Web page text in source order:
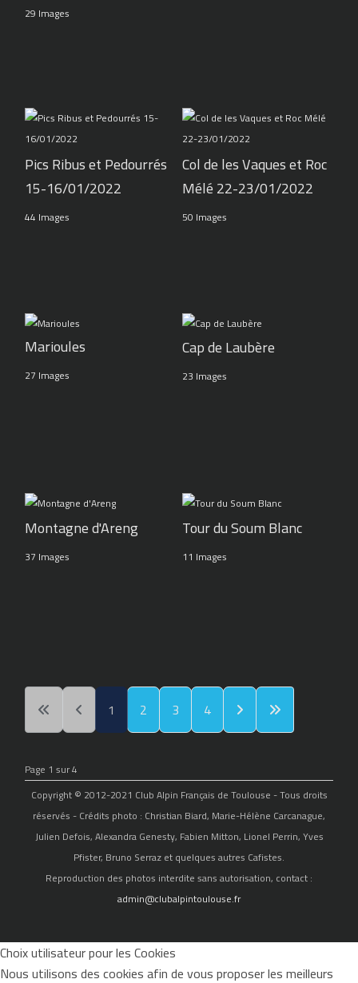
29 Images
Pics Ribus et Pedourrés
15-16/01/2022
44 Images
Col de les Vaques et Roc
Mélé 22-23/01/2022
50 Images
Marioules
27 Images
Cap de Laubère
23 Images
Montagne d'Areng
37 Images
Tour du Soum Blanc
11 Images
1 2 3 4
Page 1 sur 4
Copyright © 2012-2021 Club Alpin Français de Toulouse - Tous droits
réservés - Crédits photo : Christian Biard, Marie-Hélène Carcanague,
Julien Defois, Alexandra Genesty, Fabien Mitton, Lionel Perrin, Yves
Pfister, Bruno Serraz et quelques autres Cafistes.
Reproduction des photos interdite sans autorisation, contact :
admin@clubalpintoulouse.fr
Choix utilisateur pour les Cookies
Nous utilisons des cookies afin de vous proposer les meilleurs